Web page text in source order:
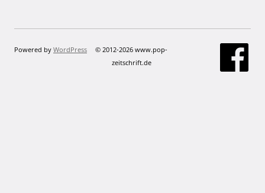
Powered by WordPress
© 2012-2026 www.pop-
zeitschrift.de